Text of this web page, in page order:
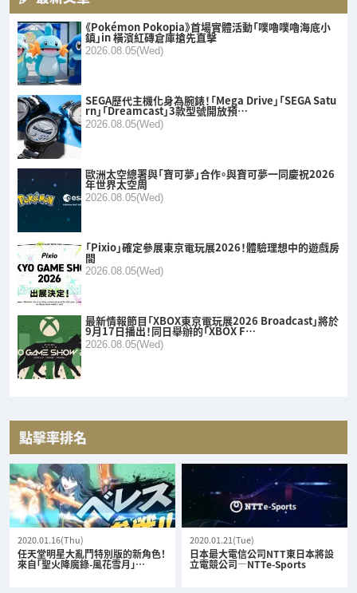
《Pokémon Pokopia》首場實體活動「噗嚕噗嚕海底小
鎮」in 橫濱紅磚倉庫搶先直擊
2026.08.05(Wed)
SEGA歷代主機化身為腕錶！「Mega Drive」「SEGA Satu
rn」「Dreamcast」3款型號開放預…
2026.08.05(Wed)
歐洲太空總署與「寶可夢」合作。與寶可夢一同慶祝2026
年世界太空周
2026.08.05(Wed)
「Pixio」確定參展東京電玩展2026！體驗理想中的遊戲房
間
2026.08.05(Wed)
最新情報節目「XBOX東京電玩展2026 Broadcast」將於
9月17日播出！同日舉辦的「XBOX F…
2026.08.05(Wed)
點擊率排名
2020.01.16(Thu)
任天堂明星大亂鬥特別版的新角色！
來自「聖火降魔錄-風花雪月」…
2020.01.21(Tue)
日本最大電信公司NTT東日本將設
立電競公司—NTTe-Sports